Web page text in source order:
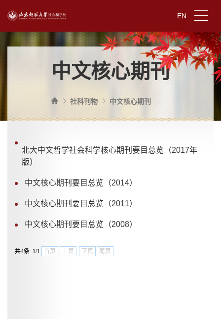
EN
中文核心期刊
社科刊物 中文核心期刊
北大中文哲学社会科学核心期刊要目总览（2017年
版）
中文核心期刊要目总览（2014）
中文核心期刊要目总览（2011）
中文核心期刊要目总览（2008）
共4条 1/1 首页 上页 下页 尾页